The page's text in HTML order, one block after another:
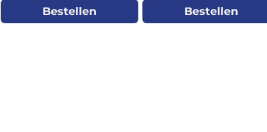
Bestellen Bestellen